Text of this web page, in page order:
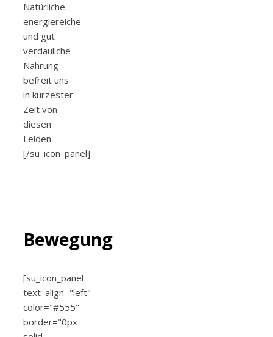
Natürliche
energiereiche
und gut
verdauliche
Nahrung
befreit uns
in kürzester
Zeit von
diesen
Leiden.
[/su_icon_panel]
Bewegung
[su_icon_panel
text_align="left"
color="#555"
border="0px